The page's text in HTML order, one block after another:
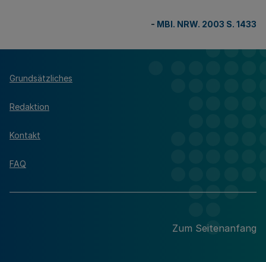
- MBl. NRW. 2003 S. 1433
Grundsätzliches
Redaktion
Kontakt
FAQ
Zum Seitenanfang